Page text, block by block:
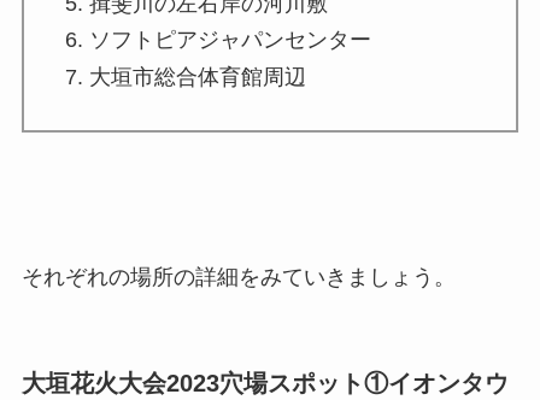
ソフトピアジャパンセンター
大垣市総合体育館周辺
それぞれの場所の詳細をみていきましょう。
大垣花火大会2023穴場スポット①イオンタウ